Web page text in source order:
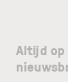
Altijd op